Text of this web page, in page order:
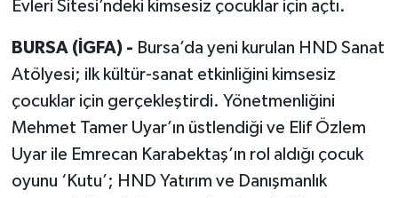
Evleri Sitesi’ndeki kimsesiz çocuklar için açtı.
BURSA (İGFA) - Bursa’da yeni kurulan HND Sanat
Atölyesi; ilk kültür-sanat etkinliğini kimsesiz
çocuklar için gerçekleştirdi. Yönetmenliğini
Mehmet Tamer Uyar’ın üstlendiği ve Elif Özlem
Uyar ile Emrecan Karabektaş’ın rol aldığı çocuk
oyunu ‘Kutu’; HND Yatırım ve Danışmanlık